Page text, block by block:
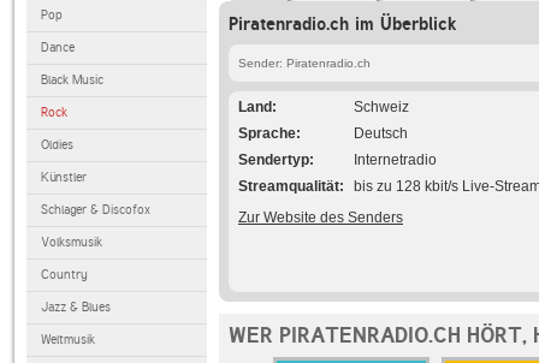
Pop
Dance
Black Music
Rock
Oldies
Künstler
Schlager & Discofox
Volksmusik
Country
Jazz & Blues
Weltmusik
Piratenradio.ch im Überblick
Sender: Piratenradio.ch
Land
Schweiz
Sprache
Deutsch
Sendertyp
Internetradio
Streamqualität
bis zu 128 kbit/s Live-
Zur Website des Senders
WER PIRATENRADIO.CH HÖRT,